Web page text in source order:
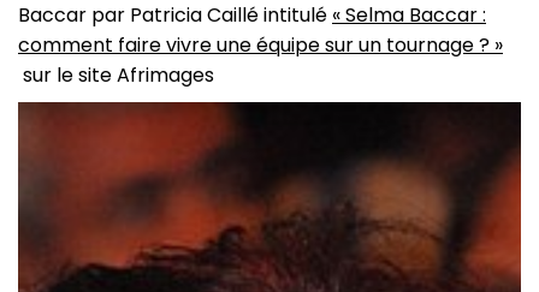
Baccar par Patricia Caillé intitulé « Selma Baccar :
comment faire vivre une équipe sur un tournage ? »
sur le site Afrimages